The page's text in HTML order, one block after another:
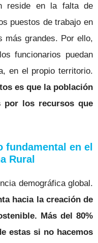
reside en la falta de
puestos de trabajo en
más grandes. Por ello,
funcionarios puedan
en el propio territorio.
es que la población
los recursos que
en el
Rural
demográfica global.
hacia la creación de
Más del 80%
estas si no hacemos